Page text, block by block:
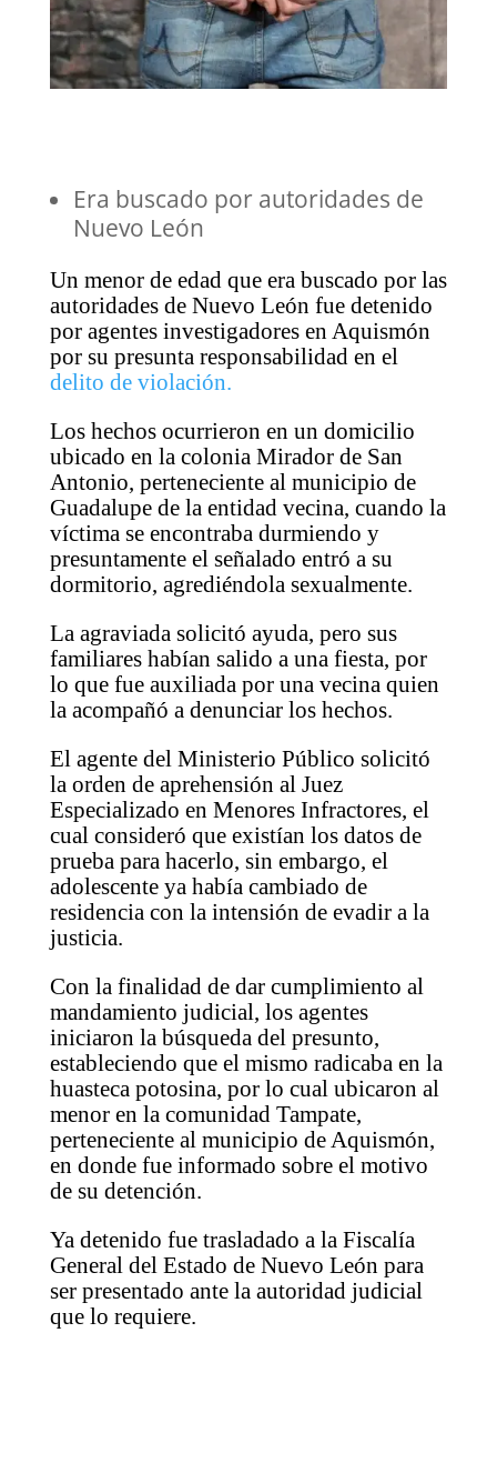
Era buscado por autoridades de
Nuevo León
Un menor de edad que era buscado por las
autoridades de Nuevo León fue detenido
por agentes investigadores en Aquismón
por su presunta responsabilidad en el
delito de violación.
Los hechos ocurrieron en un domicilio
ubicado en la colonia Mirador de San
Antonio, perteneciente al municipio de
Guadalupe de la entidad vecina, cuando la
víctima se encontraba durmiendo y
presuntamente el señalado entró a su
dormitorio, agrediéndola sexualmente.
La agraviada solicitó ayuda, pero sus
familiares habían salido a una fiesta, por
lo que fue auxiliada por una vecina quien
la acompañó a denunciar los hechos.
El agente del Ministerio Público solicitó
la orden de aprehensión al Juez
Especializado en Menores Infractores, el
cual consideró que existían los datos de
prueba para hacerlo, sin embargo, el
adolescente ya había cambiado de
residencia con la intensión de evadir a la
justicia.
Con la finalidad de dar cumplimiento al
mandamiento judicial, los agentes
iniciaron la búsqueda del presunto,
estableciendo que el mismo radicaba en la
huasteca potosina, por lo cual ubicaron al
menor en la comunidad Tampate,
perteneciente al municipio de Aquismón,
en donde fue informado sobre el motivo
de su detención.
Ya detenido fue trasladado a la Fiscalía
General del Estado de Nuevo León para
ser presentado ante la autoridad judicial
que lo requiere.